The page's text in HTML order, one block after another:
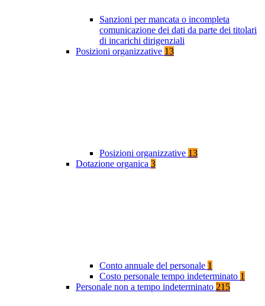
Sanzioni per mancata o incompleta
comunicazione dei dati da parte dei titolari
di incarichi dirigenziali
Posizioni organizzative 13
Posizioni organizzative 13
Dotazione organica 3
Conto annuale del personale 1
Costo personale tempo indeterminato 1
Personale non a tempo indeterminato 215